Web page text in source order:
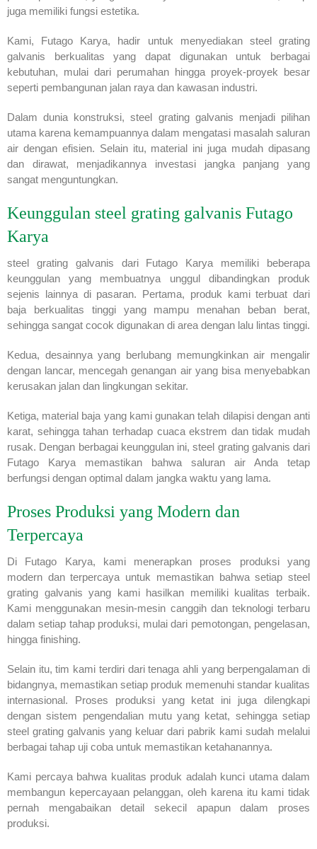
juga memiliki fungsi estetika.
Kami, Futago Karya, hadir untuk menyediakan steel grating
galvanis berkualitas yang dapat digunakan untuk berbagai
kebutuhan, mulai dari perumahan hingga proyek-proyek besar
seperti pembangunan jalan raya dan kawasan industri.
Dalam dunia konstruksi, steel grating galvanis menjadi pilihan
utama karena kemampuannya dalam mengatasi masalah saluran
air dengan efisien. Selain itu, material ini juga mudah dipasang
dan dirawat, menjadikannya investasi jangka panjang yang
sangat menguntungkan.
Keunggulan steel grating galvanis Futago
Karya
steel grating galvanis dari Futago Karya memiliki beberapa
keunggulan yang membuatnya unggul dibandingkan produk
sejenis lainnya di pasaran. Pertama, produk kami terbuat dari
baja berkualitas tinggi yang mampu menahan beban berat,
sehingga sangat cocok digunakan di area dengan lalu lintas tinggi.
Kedua, desainnya yang berlubang memungkinkan air mengalir
dengan lancar, mencegah genangan air yang bisa menyebabkan
kerusakan jalan dan lingkungan sekitar.
Ketiga, material baja yang kami gunakan telah dilapisi dengan anti
karat, sehingga tahan terhadap cuaca ekstrem dan tidak mudah
rusak. Dengan berbagai keunggulan ini, steel grating galvanis dari
Futago Karya memastikan bahwa saluran air Anda tetap
berfungsi dengan optimal dalam jangka waktu yang lama.
Proses Produksi yang Modern dan
Terpercaya
Di Futago Karya, kami menerapkan proses produksi yang
modern dan terpercaya untuk memastikan bahwa setiap steel
grating galvanis yang kami hasilkan memiliki kualitas terbaik.
Kami menggunakan mesin-mesin canggih dan teknologi terbaru
dalam setiap tahap produksi, mulai dari pemotongan, pengelasan,
hingga finishing.
Selain itu, tim kami terdiri dari tenaga ahli yang berpengalaman di
bidangnya, memastikan setiap produk memenuhi standar kualitas
internasional. Proses produksi yang ketat ini juga dilengkapi
dengan sistem pengendalian mutu yang ketat, sehingga setiap
steel grating galvanis yang keluar dari pabrik kami sudah melalui
berbagai tahap uji coba untuk memastikan ketahanannya.
Kami percaya bahwa kualitas produk adalah kunci utama dalam
membangun kepercayaan pelanggan, oleh karena itu kami tidak
pernah mengabaikan detail sekecil apapun dalam proses
produksi.